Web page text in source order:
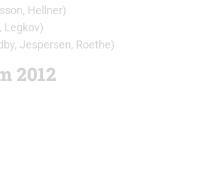
Hellner)
Legkov)
Jespersen, Roethe)
2012